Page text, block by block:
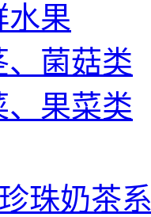
水果
、菌菇类
、果菜类
珠奶茶